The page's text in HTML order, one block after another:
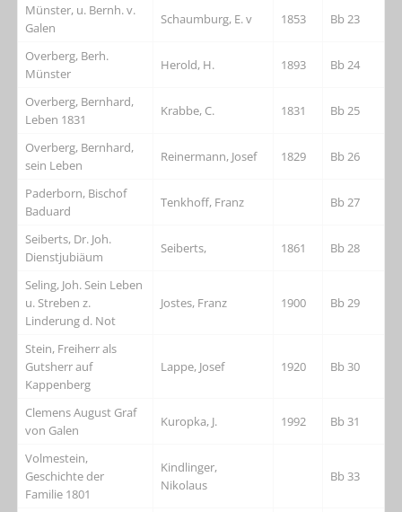
Münster, u. Bernh. v.
Galen
Schaumburg, E. v 1853 Bb 23
Overberg, Berh.
Münster
Herold, H. 1893 Bb 24
Overberg, Bernhard,
Leben 1831
Krabbe, C. 1831 Bb 25
Overberg, Bernhard,
sein Leben
Reinermann, Josef 1829 Bb 26
Paderborn, Bischof
Baduard
Tenkhoff, Franz Bb 27
Seiberts, Dr. Joh.
Dienstjubiäum
Seiberts, 1861 Bb 28
Seling, Joh. Sein Leben
u. Streben z.
Linderung d. Not
Jostes, Franz 1900 Bb 29
Stein, Freiherr als
Gutsherr auf
Kappenberg
Lappe, Josef 1920 Bb 30
Clemens August Graf
von Galen
Kuropka, J. 1992 Bb 31
Volmestein,
Geschichte der
Familie 1801
Kindlinger,
Nikolaus
Bb 33